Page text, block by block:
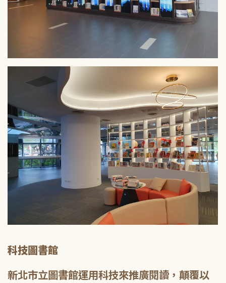
科技圖書館
新北市立圖書館運用科技來推廣閱讀，顛覆以